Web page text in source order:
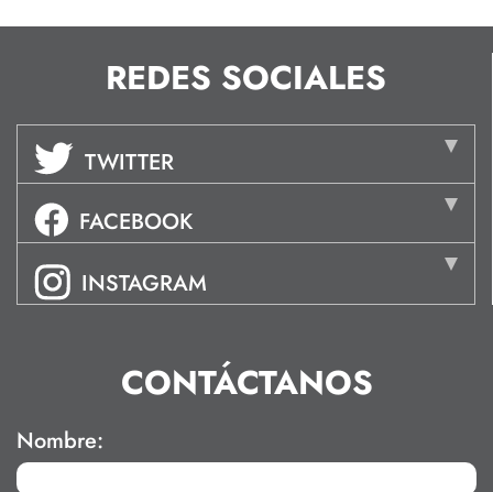
REDES SOCIALES
TWITTER
FACEBOOK
INSTAGRAM
CONTÁCTANOS
Nombre: